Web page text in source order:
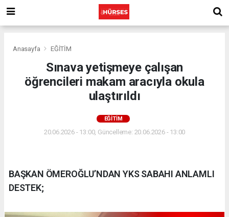
Anasayfa EĞİTİM
Sınava yetişmeye çalışan
öğrencileri makam aracıyla okula
ulaştırıldı
EĞİTİM
20.06.2026 - 13:00, Güncelleme: 20.06.2026 - 13:00
BAŞKAN ÖMEROĞLU’NDAN YKS SABAHI ANLAMLI
DESTEK;